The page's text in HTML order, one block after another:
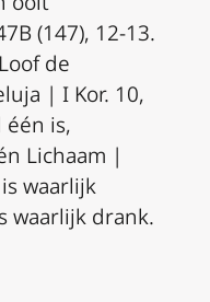
(147), 12-13.
de
| I Kor. 10,
één is,
Lichaam |
waarlijk
waarlijk drank.